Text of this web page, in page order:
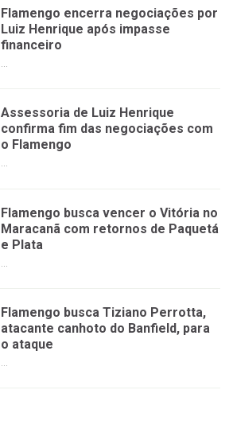
Flamengo encerra negociações por
Luiz Henrique após impasse
financeiro
...
Assessoria de Luiz Henrique
confirma fim das negociações com
o Flamengo
...
Flamengo busca vencer o Vitória no
Maracanã com retornos de Paquetá
e Plata
Flamengo busca Tiziano Perrotta,
atacante canhoto do Banfield, para
o ataque
...